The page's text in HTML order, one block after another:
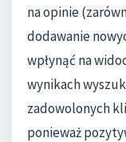
na opinie
dodawanie
wpłynąć na
wynikach
zadowolonych
ponieważ